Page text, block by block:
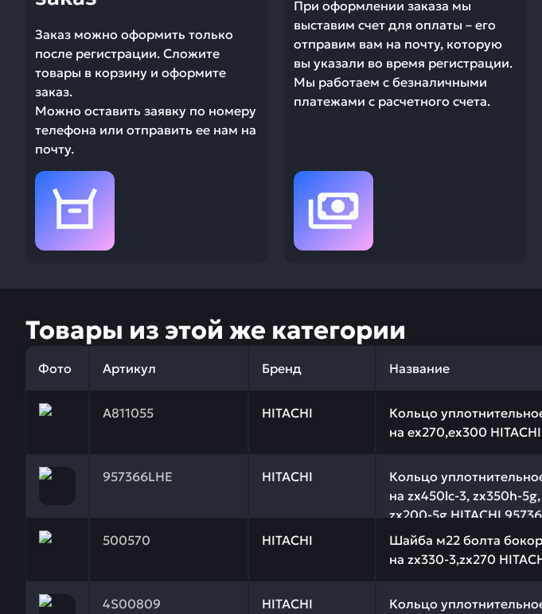
Заказ можно оформить только
после регистрации. Сложите
товары в корзину и оформите
заказ.
Можно оставить заявку по номеру
телефона или отправить ее нам на
почту.
При оформлении заказа мы
выставим счет для оплаты – его
отправим вам на почту, которую
вы указали во время регистрации.
Мы работаем с безналичными
платежами с расчетного счета.
Товары из этой же категории
Фото Артикул Бренд Название
A811055 HITACHI
Кольцо
на ex270,ex300
Заказывая запчасти у нас, вы получаете гарантию качества и
957366LHE HITACHI
Кольцо
на zx450lc-3, zx350h-5g,
zx200-5g HITACHI
Заказывая запчасти у нас, вы получаете гарантию качества и
500570 HITACHI
Шайба м22 болта
на zx330-3,zx270
Заказывая запчасти у нас, вы получаете гарантию качества и
4S00809 HITACHI
Кольцо
Заказывая запчасти у нас, вы получаете гарантию качества и